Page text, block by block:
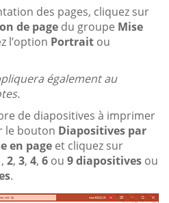
des pages, cliquez sur
de page du groupe Mise
l’option Portrait ou
également au
de diapositives à imprimer
le bouton Diapositives par
en page et cliquez sur
, 2, 3, 4, 6 ou 9 diapositives ou
.